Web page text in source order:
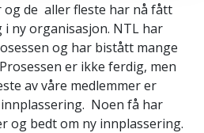
og de aller fleste har nå fått
ny organisasjon. NTL har
og har bistått mange
er ikke ferdig, men
av våre medlemmer er
Noen få har
og bedt om ny innplassering.